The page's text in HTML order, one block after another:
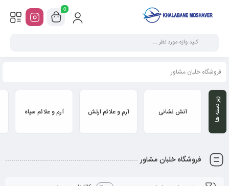
0
فروشگاه خلبان مشاور
آتش نشانی آرم و علائم ارتش آرم و علائم سپاه
فروشگاه خلبان مشاور